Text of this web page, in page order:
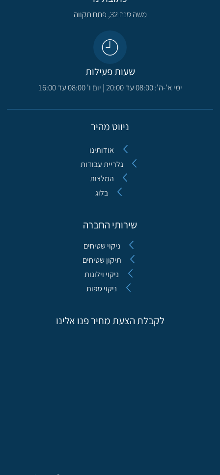
משה סנה 32, פתח תקווה​
שעות פעילות
ימי א'-ה': 08:00 עד 20:00 | יום ו' 08:00 עד 16:00
ניווט מהיר
אודותינו
גלריית עבודות
המלצות
בלוג
שירותי החברה
ניקוי שטיחים
תיקון שטיחים
ניקוי וילונות
ניקוי ספות
לקבלת הצעת מחיר פנו אלינו